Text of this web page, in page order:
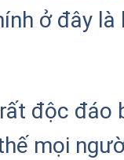
ở đây
độc đáo
mọi